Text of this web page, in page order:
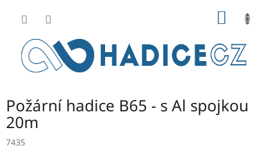
Požární hadice B65 - s Al spojkou
20m
7435